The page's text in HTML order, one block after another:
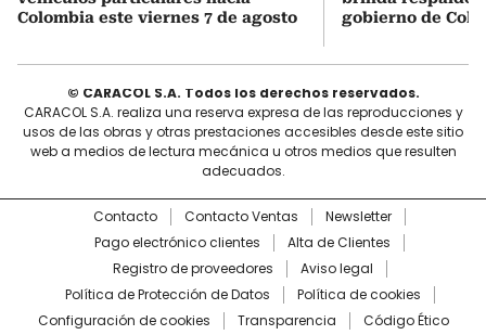
Colombia este viernes 7 de agosto
gobierno de
© CARACOL S.A. Todos los derechos reservados.
CARACOL S.A. realiza una reserva expresa de las reproducciones y
usos de las obras y otras prestaciones accesibles desde este sitio
web a medios de lectura mecánica u otros medios que resulten
adecuados.
Contacto Contacto Ventas
Newsletter
Pago electrónico clientes
Alta de Clientes
Registro de proveedores
Aviso legal
Política de Protección de Datos
Política de cookies
Configuración de cookies
Transparencia Código Ético